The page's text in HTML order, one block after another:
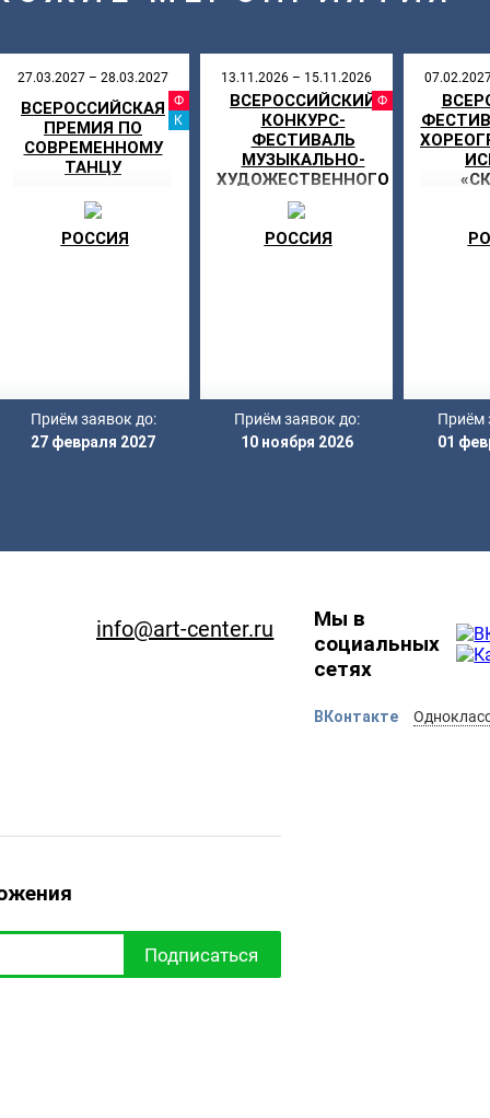
27.03.2027 – 28.03.2027
ФЕСТИВАЛЬ
КАНИКУЛЫ
ВСЕРОССИЙСКАЯ
ПРЕМИЯ ПО
СОВРЕМЕННОМУ
ТАНЦУ
РОССИЯ
Приём заявок до:
27 февраля 2027
13.11.2026 – 15.11.2026
ВСЕРОССИЙСКИЙ
КОНКУРС-
ФЕСТИВАЛЬ
МУЗЫКАЛЬНО-
ХУДОЖЕСТВЕННОГО
ТВОРЧЕСТВА «МОЯ
ЗВЕЗДА»
РОССИЯ
Приём заявок до:
10 ноября 2026
Приём
01
info@art-center.ru
Подписаться
Мы в
социальных
сетях
ВКонтакте